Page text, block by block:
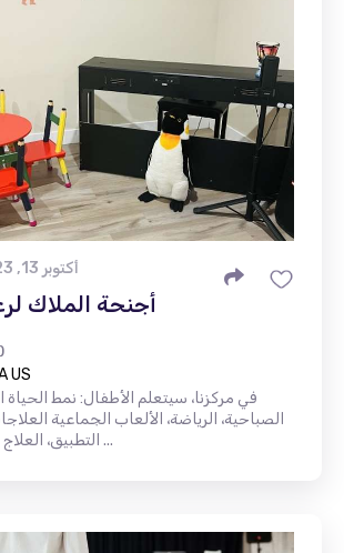
أكتوبر 13, 2023, 10:12 ص
أجنحة الملاك
US
في مركزنا، سيتعلم الأطفال: نمط الحياة
الصباحية، الرياضة، الألعاب الجماعية
التطبيق، العلاج بالرمل، الخميرة ...